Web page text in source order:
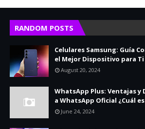
RANDOM POSTS
Celulares Samsung: Guía
el Mejor Dispositivo para Ti
August 20, 2024
WhatsApp Plus: Ventajas
a WhatsApp Oficial ¿Cuál
June 24, 2024